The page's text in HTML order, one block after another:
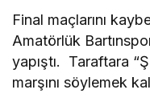
Final maçlarını
Amatörlük
yapıştı. Taraftara
marşını söylemek